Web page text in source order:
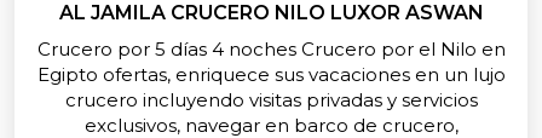
AL JAMILA CRUCERO NILO LUXOR ASWAN
Crucero por 5 días 4 noches Crucero por el Nilo en
Egipto ofertas, enriquece sus vacaciones en un lujo
crucero incluyendo visitas privadas y servicios
exclusivos, navegar en barco de crucero,